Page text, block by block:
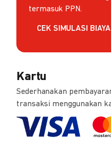
termasuk PPN.
CEK SIMULASI BIAYA
Kartu
Sederhanakan
transaksi menggunakan